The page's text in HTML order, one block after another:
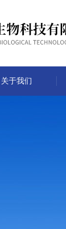
关于我们